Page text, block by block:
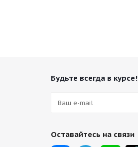
Будьте всегда в курсе!
Оставайтесь на связи